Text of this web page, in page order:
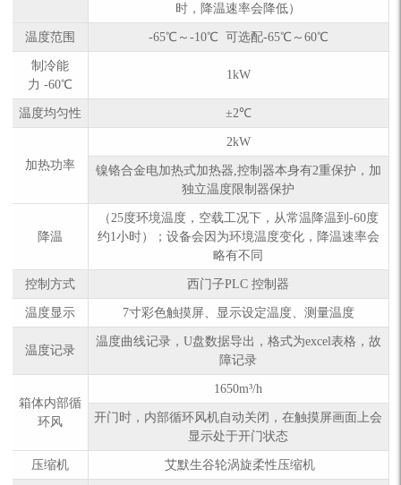
时，降温速率会降低）
温度范围 -65℃～-10℃ 可选配-65℃～60℃
制冷能
力 -60℃
1kW
温度均匀性 ±2℃
加热功率
2kW
镍铬合金电加热式加热器,控制器本身有2重保护，加
独立温度限制器保护
降温
（25度环境温度，空载工况下，从常温降温到-60度
约1小时）；设备会因为环境温度变化，降温速率会
略有不同
控制方式 西门子PLC 控制器
温度显示 7寸彩色触摸屏、显示设定温度、测量温度
温度记录
温度曲线记录，U盘数据导出，格式为excel表格，故
障记录
箱体内部循
环风
1650m³/h
开门时，内部循环风机自动关闭，在触摸屏画面上会
显示处于开门状态
压缩机 艾默生谷轮涡旋柔性压缩机